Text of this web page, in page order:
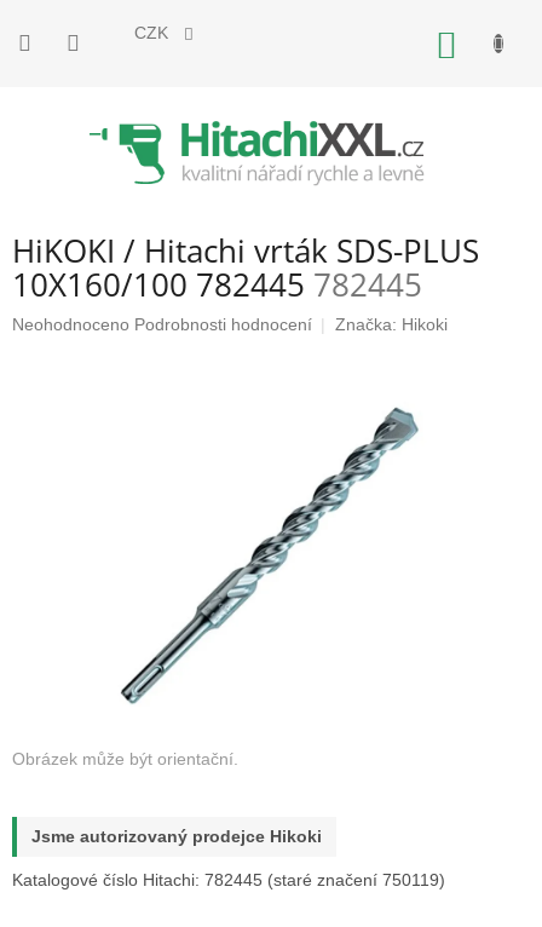
obsah
CZK
HiKOKI / Hitachi vrták SDS-PLUS
10X160/100 782445 782445
Průměrné
Neohodnoceno Podrobnosti hodnocení Značka: Hikoki
Jsme autorizovaný prodejce Hikoki
Katalogové číslo Hitachi: 782445 (staré značení 750119)